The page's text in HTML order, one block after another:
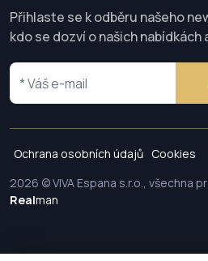
Přihlaste se k odběru našeho
kdo se dozví o našich nabídkách
Ochrana osobních údajů Cookies
2026 © VIVA Espana s.r.o., všechna
Realman